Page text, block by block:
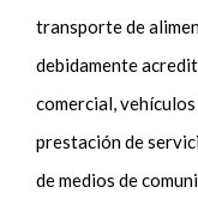
transporte de
debidamente
comercial,
prestación de
de medios de